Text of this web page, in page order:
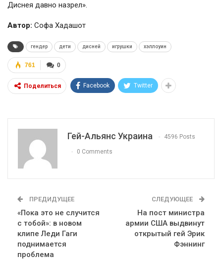
Диснея давно назрел».
Автор: Софа Хадашот
гендер дети дисней игрушки хэллоуин
0
761
Поделиться Facebook Twitter
Гей-Альянс Украина 4596 Posts
0 Comments
ПРЕДИДУЩЕЕ
«Пока это не случится
с тобой»: в новом
клипе Леди Гаги
поднимается
проблема
СЛЕДУЮЩЕЕ
На пост министра
армии США выдвинут
открытый гей Эрик
Фэннинг